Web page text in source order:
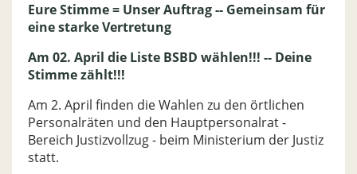
Eure Stimme = Unser Auftrag -- Gemeinsam für
eine starke Vertretung
Am 02. April die Liste BSBD wählen!!! -- Deine
Stimme zählt!!!
Am 2. April finden die Wahlen zu den örtlichen
Personalräten und den Hauptpersonalrat -
Bereich Justizvollzug - beim Ministerium der Justiz
statt.